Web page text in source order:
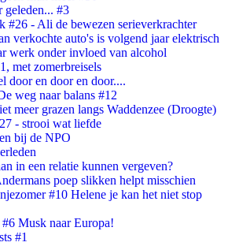
geleden... #3
#26 - Ali de bewezen serieverkrachter
verkochte auto's is volgend jaar elektrisch
werk onder invloed van alcohol
met zomerbreisels
door en door en door....
weg naar balans #12
meer grazen langs Waddenzee (Droogte)
- strooi wat liefde
bij de NPO
in een relatie kunnen vergeven?
poep slikken helpt misschien
#10 Helene je kan het niet stop
Musk naar Europa!
#1